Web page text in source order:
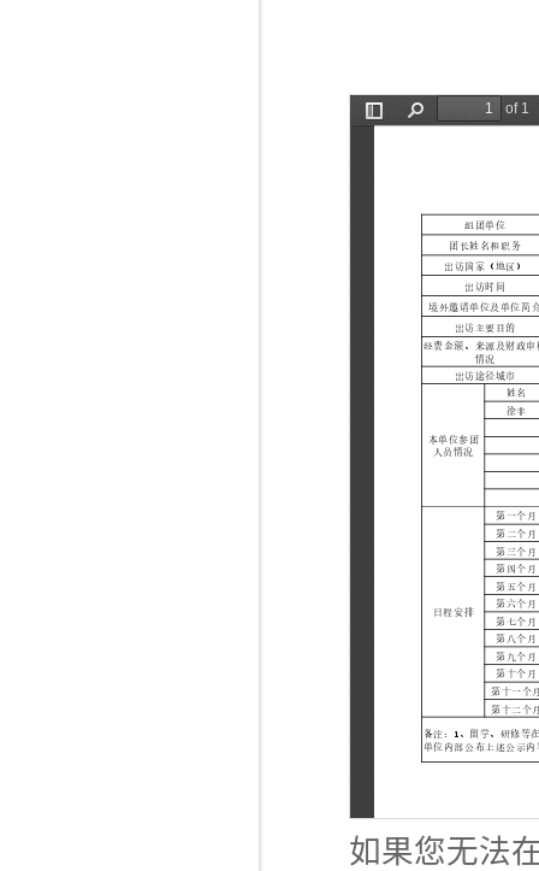
如果您无法